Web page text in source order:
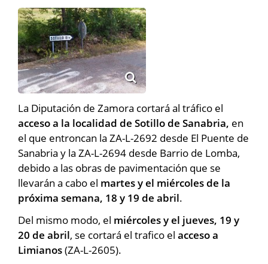
La Diputación de Zamora cortará al tráfico el
acceso a la localidad de Sotillo de Sanabria, en
el que entroncan la ZA-L-2692 desde El Puente de
Sanabria y la ZA-L-2694 desde Barrio de Lomba,
debido a las obras de pavimentación que se
llevarán a cabo el martes y el miércoles de la
próxima semana, 18 y 19 de abril.
Del mismo modo, el miércoles y el jueves, 19 y
20 de abril, se cortará el trafico el acceso a
Limianos(ZA-L-2605).